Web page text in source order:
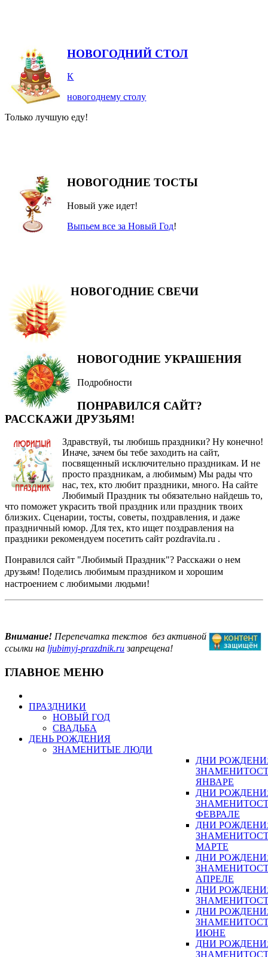
НОВОГОДНИЙ СТОЛ
К
новогоднему столу
Только лучшую еду!
НОВОГОДНИЕ ТОСТЫ
Новый уже идет!
Выпьем все за Новый Год!
НОВОГОДНИЕ СВЕЧИ
НОВОГОДНИЕ УКРАШЕНИЯ
Подробности
ПОНРАВИЛСЯ САЙТ?
РАССКАЖИ ДРУЗЬЯМ!
Здравствуй, ты любишь праздники? Ну конечно!
Иначе, зачем бы тебе заходить на сайт,
посвященный исключительно праздникам. И не
просто праздникам, а любимым) Мы рады что
нас, тех, кто любит праздники, много. На сайте
Любимый Праздник ты обязательно найдешь то,
что поможет украсить твой праздник или праздник твоих
близких. Сценарии, тосты, советы, поздравления, и даже
праздничный юмор. Для тех, кто ищет поздравления на
праздники рекомендуем посетить сайт pozdravita.ru .
Понравился сайт "Любимый Праздник"? Расскажи о нем
друзьям! Поделись любимым праздником и хорошим
настроением с любимыми людьми!
Внимание! Перепечатка текстов без активной
ссылки на ljubimyj-prazdnik.ruзапрещена!
ГЛАВНОЕ МЕНЮ
ПРАЗДНИКИ
НОВЫЙ ГОД
СВАДЬБА
ДЕНЬ РОЖДЕНИЯ
ЗНАМЕНИТЫЕ ЛЮДИ
ДНИ
ЯНВАРЕ
ДНИ
ФЕВРАЛЕ
ДНИ
МАРТЕ
ДНИ
АПРЕЛЕ
ДНИ
ДНИ
ИЮНЕ
ДНИ